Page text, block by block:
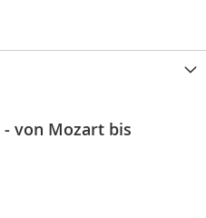
von Mozart bis